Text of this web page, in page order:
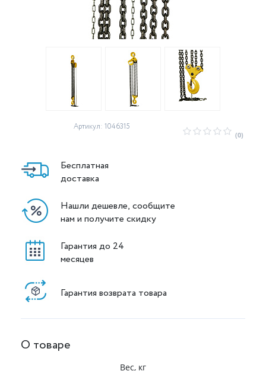
Артикул: 1046315
(0)
Бесплатная
доставка
Нашли дешевле, сообщите
нам и получите скидку
Гарантия до 24
месяцев
Гарантия возврата товара
О товаре
Вес, кг